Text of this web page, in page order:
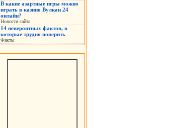
В какие азартные игры можно
играть в казино Вулкан 24
онлайн?
Новости сайта
14 невероятных фактов, в
которые трудно поверить
Факты